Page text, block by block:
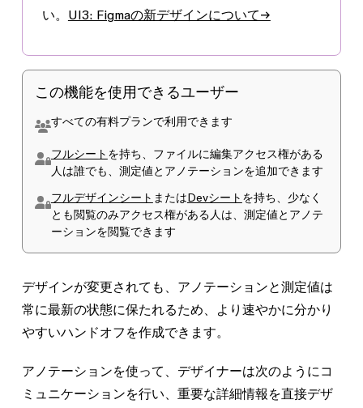
い。 UI3: Figmaの新デザインについて→
この機能を使用できるユーザー
すべての有料プランで利用できます
フルシート を持ち、ファイルに編集アクセス権がある
人は誰でも、測定値とアノテーションを追加できます
フルデザインシート またはDevシート を持ち、少なく
とも閲覧のみアクセス権がある人は、測定値とアノテ
ーションを閲覧できます
デザインが変更されても、アノテーションと測定値は
常に最新の状態に保たれるため、より速やかに分かり
やすいハンドオフを作成できます。
アノテーションを使って、デザイナーは次のようにコ
ミュニケーションを行い、重要な詳細情報を直接デザ